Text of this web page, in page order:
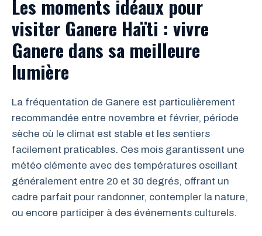
Les moments idéaux pour
visiter Ganere Haïti : vivre
Ganere dans sa meilleure
lumière
La fréquentation de Ganere est particulièrement
recommandée entre novembre et février, période
sèche où le climat est stable et les sentiers
facilement praticables. Ces mois garantissent une
météo clémente avec des températures oscillant
généralement entre 20 et 30 degrés, offrant un
cadre parfait pour randonner, contempler la nature,
ou encore participer à des événements culturels.